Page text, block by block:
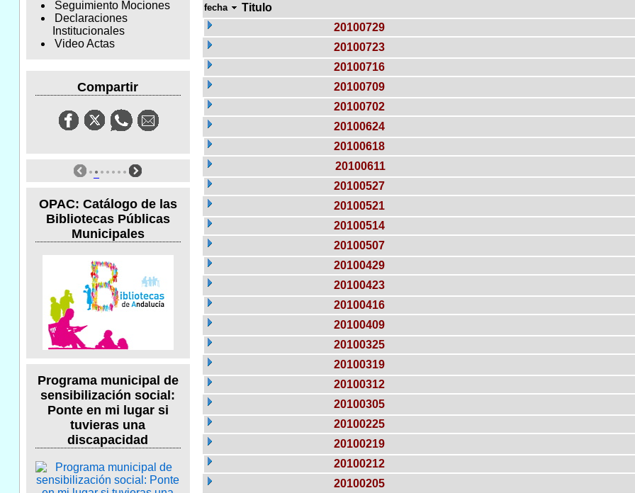
Seguimiento Mociones
Declaraciones
Institucionales
Video Actas
Compartir
OPAC: Catálogo de las
Bibliotecas Públicas
Municipales
Programa municipal de
sensibilización social:
Ponte en mi lugar si
tuvieras una
discapacidad
fecha Titulo
20100729
20100723
20100716
20100709
20100702
20100624
20100618
20100611
20100527
20100521
20100514
20100507
20100429
20100423
20100416
20100409
20100325
20100319
20100312
20100305
20100225
20100219
20100212
20100205